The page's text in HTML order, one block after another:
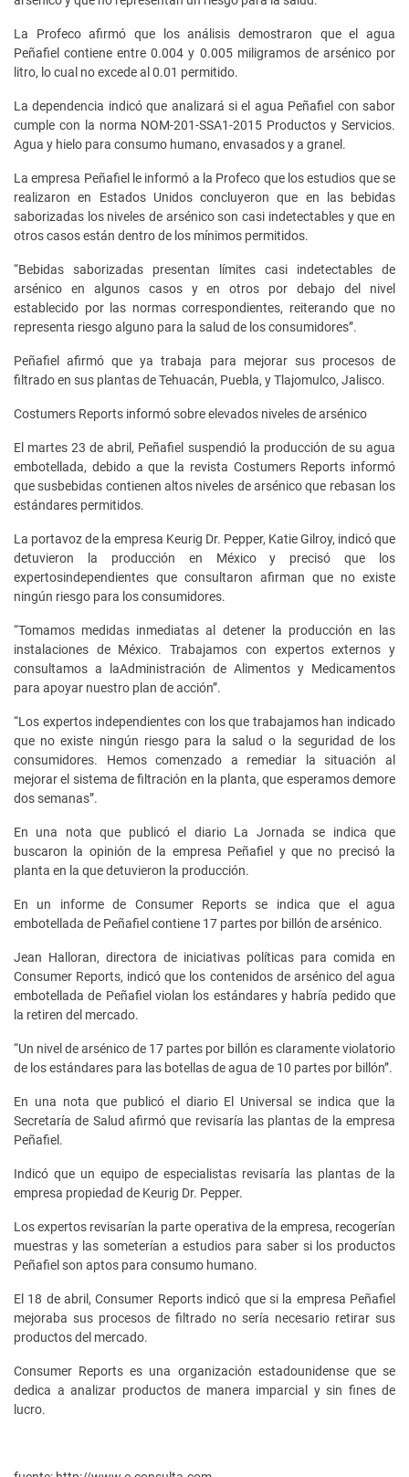
La Profeco afirmó que los análisis demostraron que el agua
Peñafiel contiene entre 0.004 y 0.005 miligramos de arsénico por
litro, lo cual no excede al 0.01 permitido.
La dependencia indicó que analizará si el agua Peñafiel con sabor
cumple con la norma NOM-201-SSA1-2015 Productos y Servicios.
Agua y hielo para consumo humano, envasados y a granel.
La empresa Peñafiel le informó a la Profeco que los estudios que se
realizaron en Estados Unidos concluyeron que en las bebidas
saborizadas los niveles de arsénico son casi indetectables y que en
otros casos están dentro de los mínimos permitidos.
“Bebidas saborizadas presentan límites casi indetectables de
arsénico en algunos casos y en otros por debajo del nivel
establecido por las normas correspondientes, reiterando que no
representa riesgo alguno para la salud de los consumidores”.
Peñafiel afirmó que ya trabaja para mejorar sus procesos de
filtrado en sus plantas de Tehuacán, Puebla, y Tlajomulco, Jalisco.
Costumers Reports informó sobre elevados niveles de arsénico
El martes 23 de abril, Peñafiel suspendió la producción de su agua
embotellada, debido a que la revista Costumers Reports informó
que susbebidas contienen altos niveles de arsénico que rebasan los
estándares permitidos.
La portavoz de la empresa Keurig Dr. Pepper, Katie Gilroy, indicó que
detuvieron la producción en México y precisó que los
expertosindependientes que consultaron afirman que no existe
ningún riesgo para los consumidores.
“Tomamos medidas inmediatas al detener la producción en las
instalaciones de México. Trabajamos con expertos externos y
consultamos a laAdministración de Alimentos y Medicamentos
para apoyar nuestro plan de acción”.
“Los expertos independientes con los que trabajamos han indicado
que no existe ningún riesgo para la salud o la seguridad de los
consumidores. Hemos comenzado a remediar la situación al
mejorar el sistema de filtración en la planta, que esperamos demore
dos semanas”.
En una nota que publicó el diario La Jornada se indica que
buscaron la opinión de la empresa Peñafiel y que no precisó la
planta en la que detuvieron la producción.
En un informe de Consumer Reports se indica que el agua
embotellada de Peñafiel contiene 17 partes por billón de arsénico.
Jean Halloran, directora de iniciativas políticas para comida en
Consumer Reports, indicó que los contenidos de arsénico del agua
embotellada de Peñafiel violan los estándares y habría pedido que
la retiren del mercado.
“Un nivel de arsénico de 17 partes por billón es claramente violatorio
de los estándares para las botellas de agua de 10 partes por billón”.
En una nota que publicó el diario El Universal se indica que la
Secretaría de Salud afirmó que revisaría las plantas de la empresa
Peñafiel.
Indicó que un equipo de especialistas revisaría las plantas de la
empresa propiedad de Keurig Dr. Pepper.
Los expertos revisarían la parte operativa de la empresa, recogerían
muestras y las someterían a estudios para saber si los productos
Peñafiel son aptos para consumo humano.
El 18 de abril, Consumer Reports indicó que si la empresa Peñafiel
mejoraba sus procesos de filtrado no sería necesario retirar sus
productos del mercado.
Consumer Reports es una organización estadounidense que se
dedica a analizar productos de manera imparcial y sin fines de
lucro.